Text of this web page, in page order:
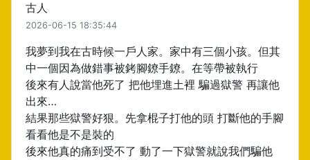
古人
2026-06-15 18:35:44
我夢到我在古時候一戶人家。家中有三個小孩。但其
中一個因為做錯事被銬腳鐐手鐐。在等帶被執行
後來有人說當他死了 把他埋進土裡 騙過獄警 再讓他
出來…
結果那些獄警好狠。先拿棍子打他的頭 打斷他的手腳
看看他是不是裝的
後來他真的痛到受不了 動了一下獄警就說我們騙他